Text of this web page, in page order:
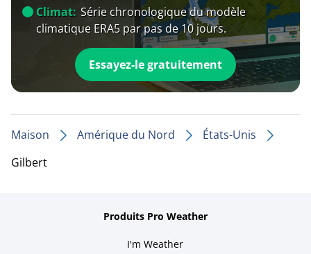
Climat: Série chronologique du modèle
climatique ERA5 par pas de 10 jours.
Essayez-le gratuitement
Maison Amérique du Nord
États-Unis
Gilbert
Produits Pro Weather
I'm Weather